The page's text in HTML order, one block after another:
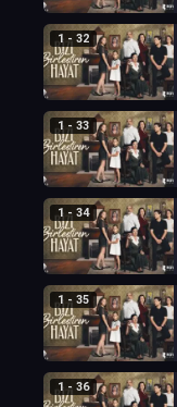
1 - 32
1 - 33
1 - 34
1 - 35
1 - 36